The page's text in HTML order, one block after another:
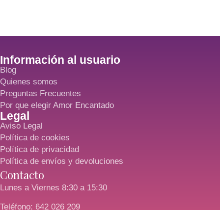
Información al usuario
Blog
Quienes somos
Preguntas Frecuentes
Por que elegir Amor Encantado
Legal
Aviso Legal
Política de cookies
Política de privacidad
Política de envíos y devoluciones
Contacto
Lunes a Viernes 8:30 a 15:30
Teléfono: 642 026 209